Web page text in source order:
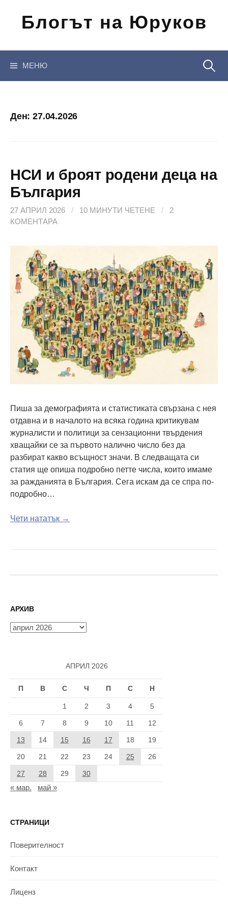
съдържанието
Блогът на Юруков
МЕНЮ
Ден:27.04.2026
НСИ и броят родени деца на
България
27 АПРИЛ 2026 / 10 МИНУТИ ЧЕТЕНЕ /
2
КОМЕНТАРА
Пиша за демографията и статистиката свързана с нея
отдавна и в началото на всяка година критикувам
журналисти и политици за сензационни твърдения
хващайки се за първото налично число без да
разбират какво всъщност значи. В следващата си
статия ще опиша подробно петте числа, които имаме
за ражданията в България. Сега искам да се спра по-
подробно…
Чети нататък →
АРХИВ
Архив
АПРИЛ 2026
П В С Ч П С Н
1 2 3 4 5
6 7 8 9 10 11 12
13 14 15 16 17 18 19
20 21 22 23 24 25 26
27 28 29 30
« мар. май »
СТРАНИЦИ
Поверителност
Контакт
Лиценз